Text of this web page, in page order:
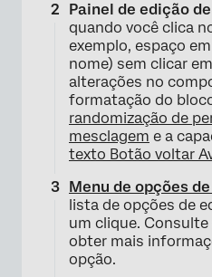
Painel de edição
quando você clica
exemplo, espaço
nome) sem clicar
alterações no
formatação do
randomização de
mesclagem e a
texto Botão voltar
Menu de opções
lista de opções de
um clique.
obter mais
opção.